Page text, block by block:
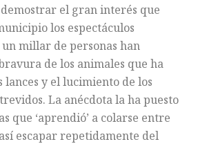
el gran interés que
los espectáculos
millar de personas han
de los animales que ha
y el lucimiento de los
La anécdota la ha puesto
que ‘aprendió’ a colarse entre
escapar repetidamente del